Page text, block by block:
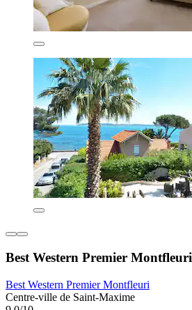
Best Western Premier Montfleuri
Best Western Premier Montfleuri
Centre-ville de Saint-Maxime